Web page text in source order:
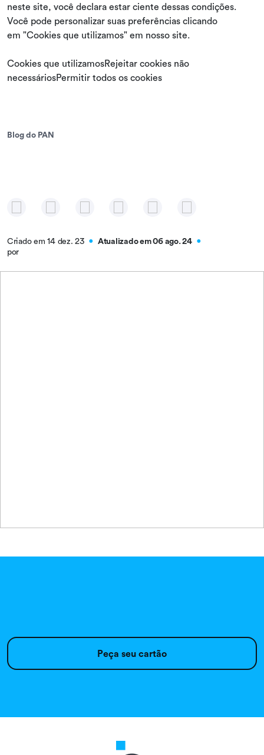
neste site, você declara estar ciente dessas condições.
Você pode personalizar suas preferências clicando
em "Cookies que utilizamos" em nosso site.
Cookies que utilizamosRejeitar cookies não
necessáriosPermitir todos os cookies
Blog do PAN
Criado em 14 dez. 23 ● Atualizado em 06 ago. 24 ●
por
Peça seu cartão